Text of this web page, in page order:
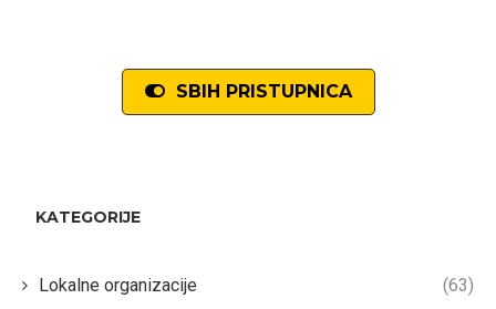
SBIH PRISTUPNICA
KATEGORIJE
Lokalne organizacije (63)